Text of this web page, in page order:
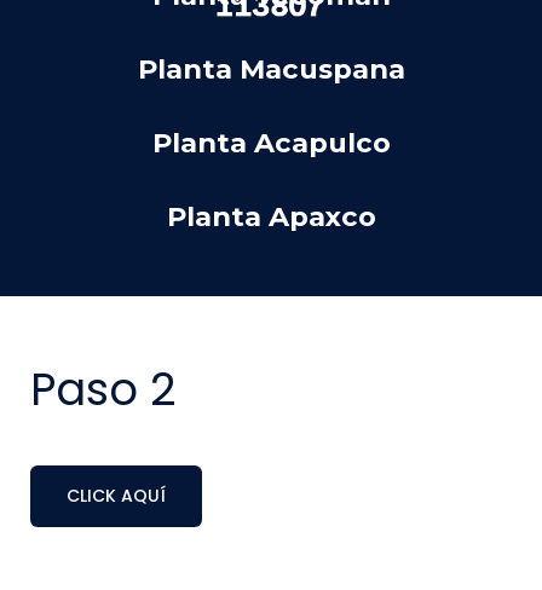
Planta Macuspana
Planta Acapulco
Planta Apaxco
Paso 2
CLICK AQUÍ